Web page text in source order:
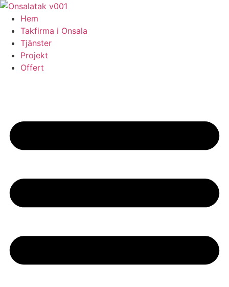
Skip
content
Hem
Takfirma i Onsala
Tjänster
Projekt
Offert